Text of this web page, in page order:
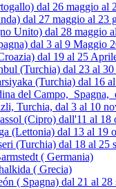
dal 26 maggio al
dal 27 maggio al 23
Unito) dal 28 maggio
dal 3 al 9 Maggio
dal 19 al 25
(Turchia) dal 23 al
(Turchia) dal 16
del Campo, Spagna,
Turchia, dal 3 al 10
(Cipro) dall'11 al 18
(Lettonia) dal 13 al 19
(Turchia) dal 18 al 25
( Germania)
( Grecia)
( Spagna) dal 21 al 28